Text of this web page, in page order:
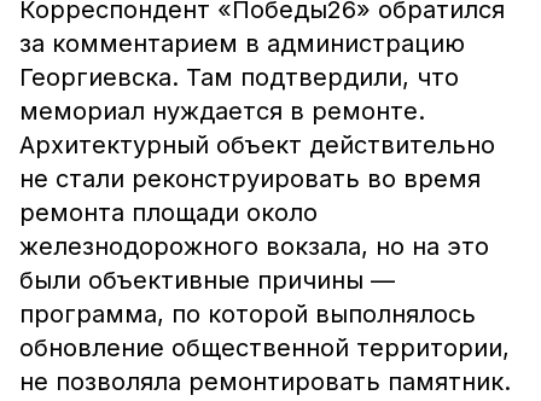
Корреспондент «Победы26» обратился
за комментарием в администрацию
Георгиевска. Там подтвердили, что
мемориал нуждается в ремонте.
Архитектурный объект действительно
не стали реконструировать во время
ремонта площади около
железнодорожного вокзала, но на это
были объективные причины —
программа, по которой выполнялось
обновление общественной территории,
не позволяла ремонтировать памятник.